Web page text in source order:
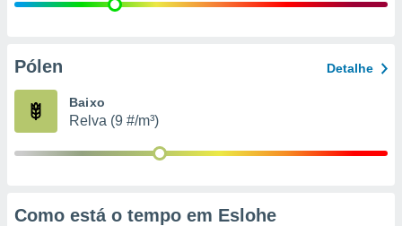
e
Pólen Detalhe
Baixo
Relva (9 #/m³)
Como está o tempo em Eslohe